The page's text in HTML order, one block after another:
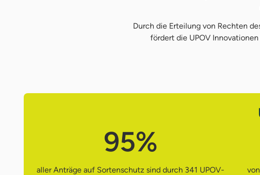
Durch die Erteilung von Rechten
fördert die UPOV
95%
aller Anträge auf Sortenschutz sind durch 341 UPOV-